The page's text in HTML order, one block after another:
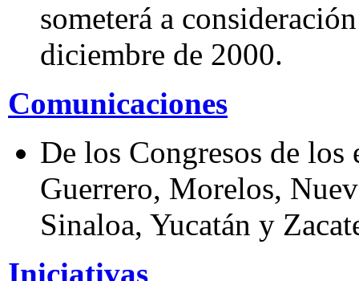
someterá a
diciembre de 2000.
Comunicaciones
De los Congresos de
Guerrero, Morelos,
Sinaloa, Yucatán y
Iniciativas